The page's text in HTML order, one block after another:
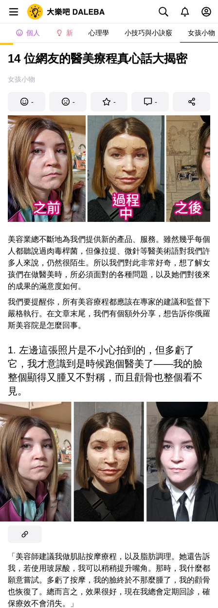
個人 新 心理學 小技巧與小訣竅 女孩小物
14 位網友的醫美療程真心話大揭密
女孩小物
- - - -
美容業總不斷地為我們提供新的產品、服務。雖然幾乎每個
人都聽說過肉毒桿菌，但像拉提、微針等醫美術語對我們許
多人來說，仍然很陌生。所以我們對此非常好奇，想了解女
孩們在做醫美時，所必須面對的各種問題，以及她們對後來
的成果的滿意度如何。
我們要提醒你，所有美容療程都應該在專家的建議和監督下
嚴格執行。在文章末尾，我們有個額外分享，想告訴你俄羅
斯美容院是怎麼回事。
1. 左邊這張照片是不小心拍到的，但多虧了
它，我才意識到是時候跑個醫美了——我的臉
整個顯得又腫又不對稱，而且顴骨也整個看不
見。
「美容師建議我做肌貼按摩療程，以及脂肪調理。她還告訴
我，若使用玻尿酸，我可以稍稍提升嘴角。那時，我什麼都
願意嘗試。多虧了按摩，我的臉終於不那麼腫了，我的顴骨
也恢復了。總而言之，效果很好，現在我總會定期回診，確
保療效不會消失。」